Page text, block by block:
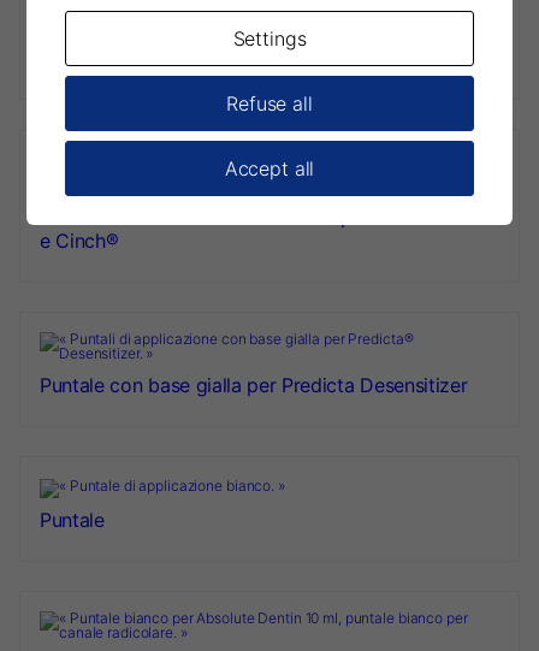
Puntale miscelatore per cartuccia standard
e Cinch®
Puntale con base gialla per Predicta Desensitizer
Puntale
Settings
Refuse all
Accept all